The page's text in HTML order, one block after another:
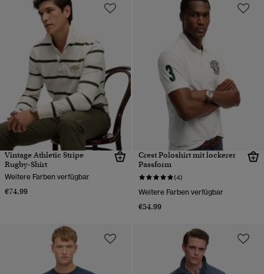
Vintage Athletic Stripe
Rugby-Shirt
Weitere Farben verfügbar
€74.99
Crest Poloshirt mit lockerer
Passform
(4)
Weitere Farben verfügbar
€54.99